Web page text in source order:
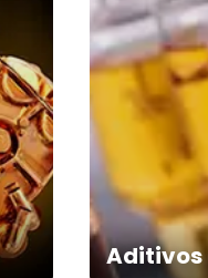
Aditivos